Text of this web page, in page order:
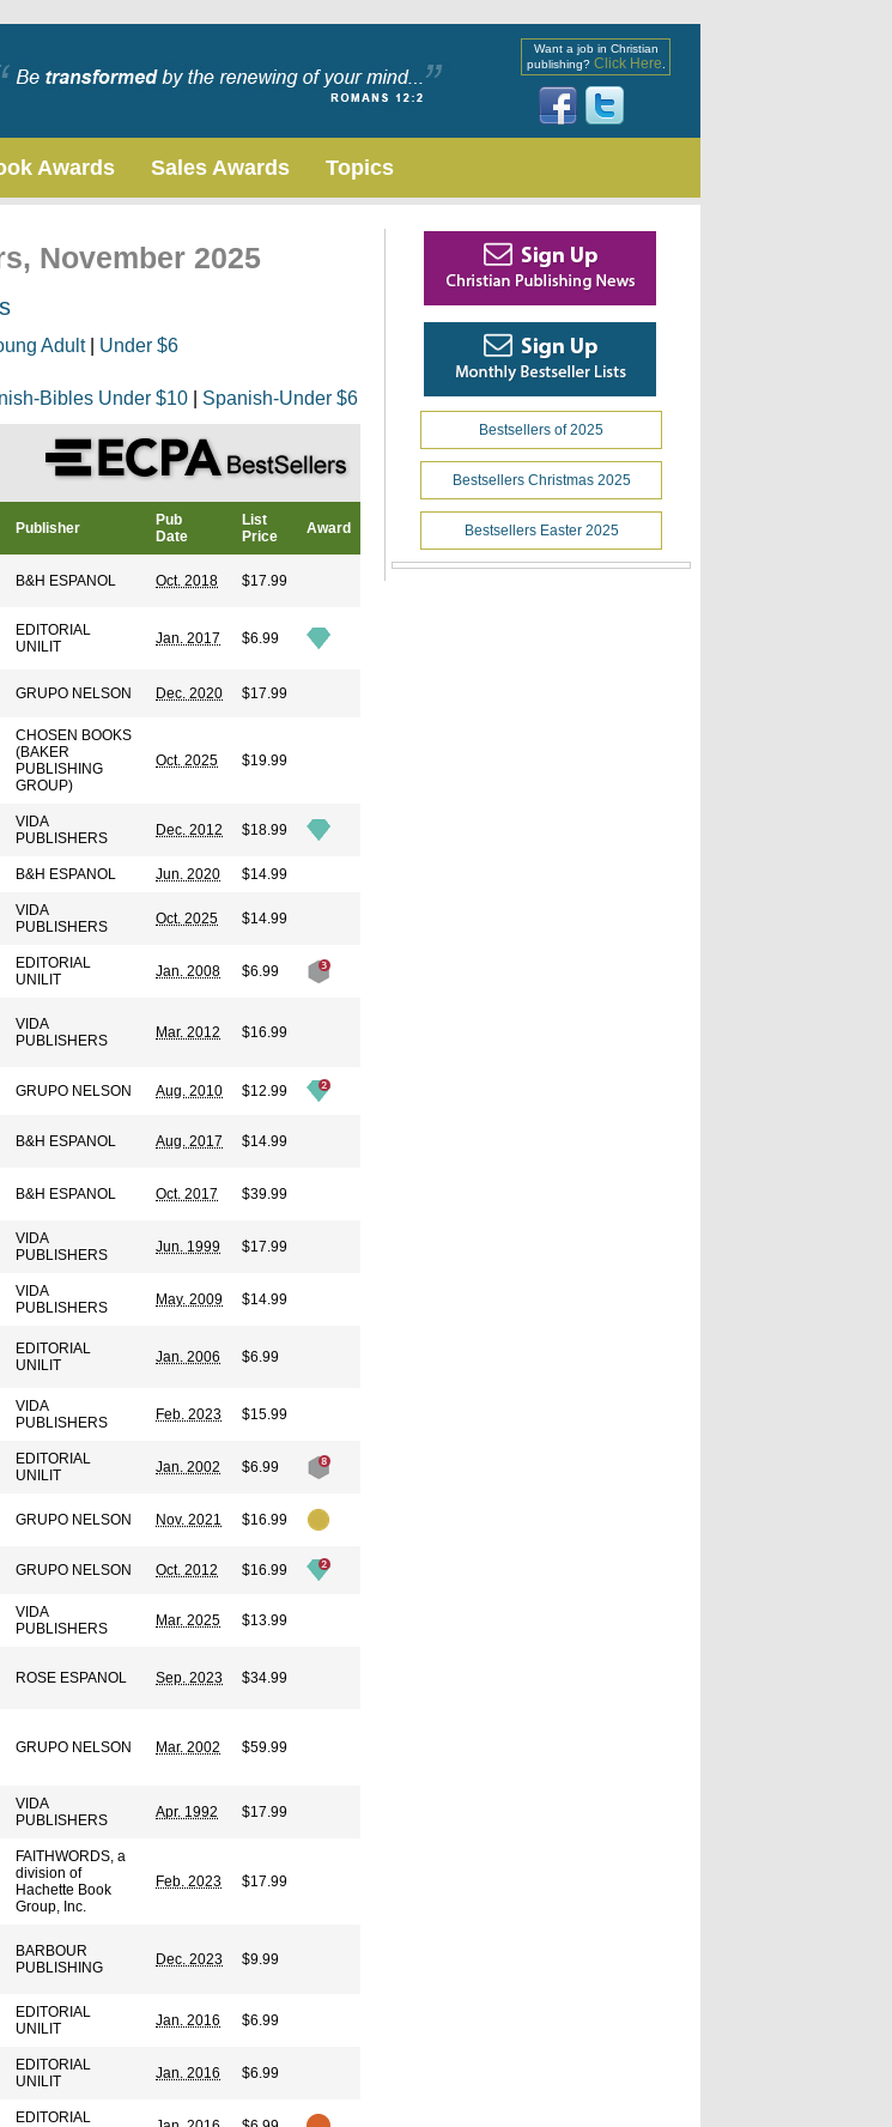
Want a job in Christian
publishing? Click Here
Awards Sales Awards Topics
November 2025
Adult| Under $6
Bibles Under $10 Spanish-Under $6
Publisher
Pub
Date
List
Price
Award
B&H ESPANOL Oct. 2018 $17.99
EDITORIAL
UNILIT
Jan. 2017 $6.99
GRUPO NELSON Dec. 2020 $17.99
CHOSEN BOOKS
(BAKER
PUBLISHING
GROUP)
Oct. 2025 $19.99
VIDA
PUBLISHERS
Dec. 2012 $18.99
B&H ESPANOL Jun. 2020 $14.99
VIDA
PUBLISHERS
Oct. 2025 $14.99
EDITORIAL
UNILIT
Jan. 2008 $6.99
VIDA
PUBLISHERS
Mar. 2012 $16.99
GRUPO NELSON Aug. 2010 $12.99
B&H ESPANOL Aug. 2017 $14.99
B&H ESPANOL Oct. 2017 $39.99
VIDA
PUBLISHERS
Jun. 1999 $17.99
VIDA
PUBLISHERS
May. 2009 $14.99
EDITORIAL
UNILIT
Jan. 2006 $6.99
VIDA
PUBLISHERS
Feb. 2023 $15.99
EDITORIAL
UNILIT
Jan. 2002 $6.99
GRUPO NELSON Nov. 2021 $16.99
GRUPO NELSON Oct. 2012 $16.99
VIDA
PUBLISHERS
Mar. 2025 $13.99
ROSE ESPANOL Sep. 2023 $34.99
GRUPO NELSON Mar. 2002 $59.99
VIDA
PUBLISHERS
Apr. 1992 $17.99
FAITHWORDS, a
division of
Hachette Book
Group, Inc.
Feb. 2023 $17.99
BARBOUR
PUBLISHING
Dec. 2023 $9.99
EDITORIAL
UNILIT
Jan. 2016 $6.99
EDITORIAL
UNILIT
Jan. 2016 $6.99
EDITORIAL
Bestsellers of 2025
Bestsellers Christmas 2025
Bestsellers Easter 2025